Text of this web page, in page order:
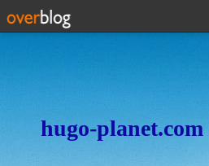
hugo-planet.com